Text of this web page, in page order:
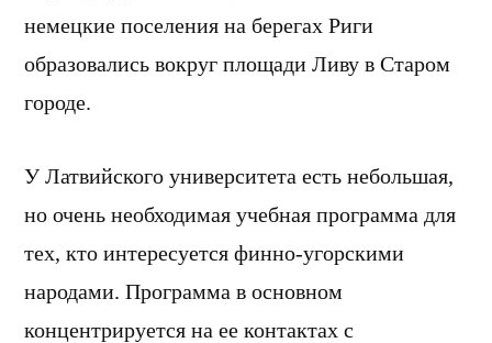
немецкие поселения на берегах Риги
образовались вокруг площади Ливу в Старом
городе.
У Латвийского университета есть небольшая,
но очень необходимая учебная программа для
тех, кто интересуется финно-угорскими
народами. Программа в основном
концентрируется на ее контактах с